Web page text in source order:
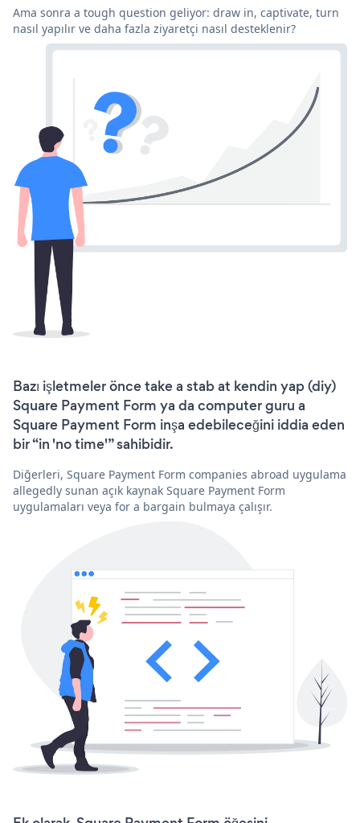
Ama sonra a tough question geliyor: draw in, captivate, turn
nasıl yapılır ve daha fazla ziyaretçi nasıl desteklenir?
Bazı işletmeler önce take a stab at kendin yap (diy)
Square Payment Form ya da computer guru a
Square Payment Form inşa edebileceğini iddia eden
bir “in 'no time'” sahibidir.
Diğerleri, Square Payment Form companies abroad uygulama
allegedly sunan açık kaynak Square Payment Form
uygulamaları veya for a bargain bulmaya çalışır.